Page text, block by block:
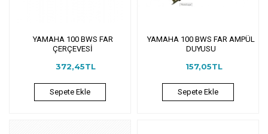
YAMAHA 100 BWS FAR
ÇERÇEVESİ
372,45TL
Sepete Ekle
YAMAHA 100 BWS FAR AMPÜL
DUYUSU
157,05TL
Sepete Ekle